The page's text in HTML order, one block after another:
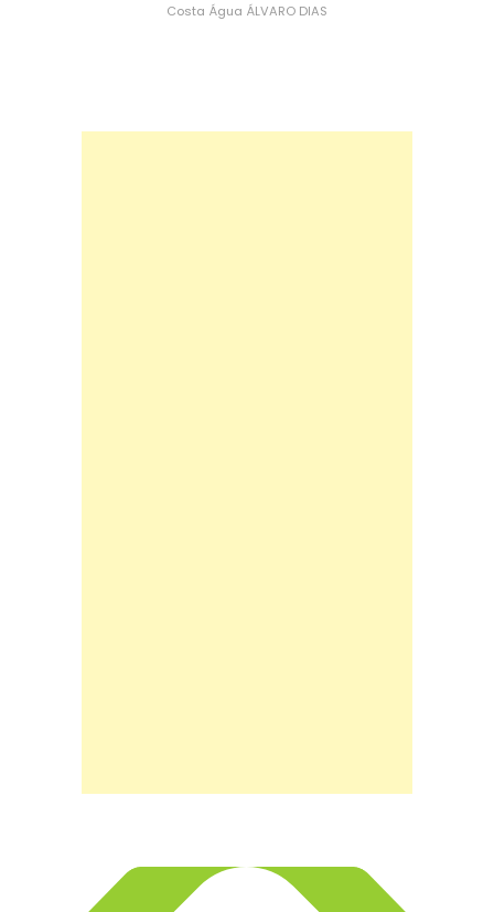
Costa Água ÁLVARO DIAS